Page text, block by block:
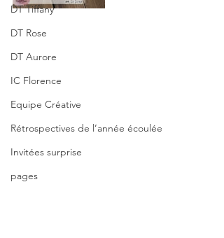
DT Tiffany
DT Rose
DT Aurore
IC Florence
Equipe Créative
Rétrospectives de l’année écoulée
Invitées surprise
pages